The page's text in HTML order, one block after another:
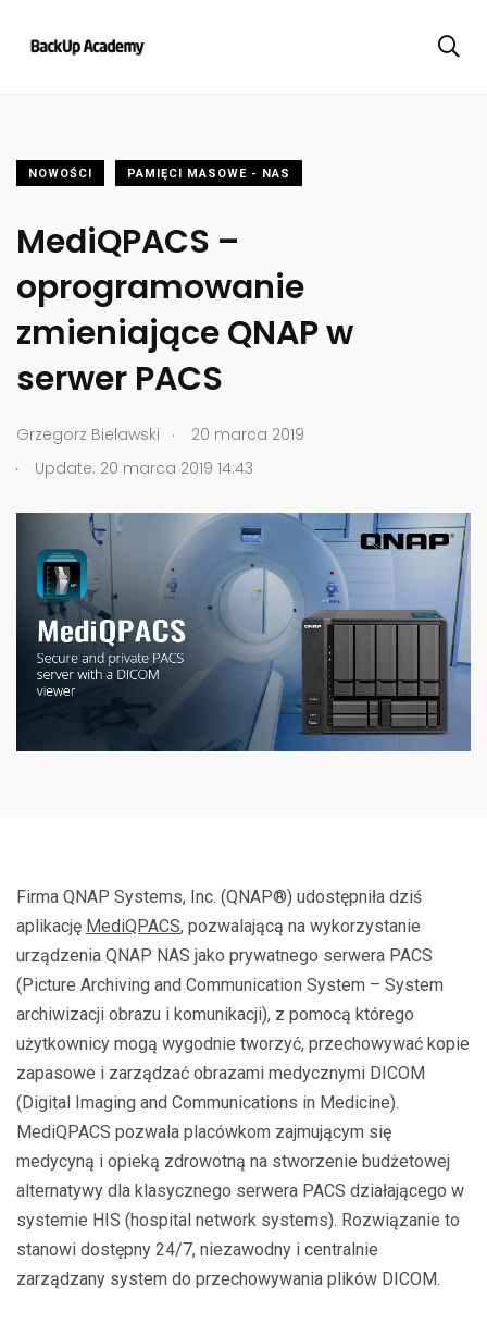
NOWOŚCI PAMIĘCI MASOWE - NAS
MediQPACS –
oprogramowanie
zmieniające QNAP w
serwer PACS
Grzegorz Bielawski .
20 marca 2019
.
Update: 20 marca 2019 14:43
Firma QNAP Systems, Inc. (QNAP®) udostępniła dziś
aplikację MediQPACS, pozwalającą na wykorzystanie
urządzenia QNAP NAS jako prywatnego serwera PACS
(Picture Archiving and Communication System – System
archiwizacji obrazu i komunikacji), z pomocą którego
użytkownicy mogą wygodnie tworzyć, przechowywać kopie
zapasowe i zarządzać obrazami medycznymi DICOM
(Digital Imaging and Communications in Medicine).
MediQPACS pozwala placówkom zajmującym się
medycyną i opieką zdrowotną na stworzenie budżetowej
alternatywy dla klasycznego serwera PACS działającego w
systemie HIS (hospital network systems). Rozwiązanie to
stanowi dostępny 24/7, niezawodny i centralnie
zarządzany system do przechowywania plików DICOM.